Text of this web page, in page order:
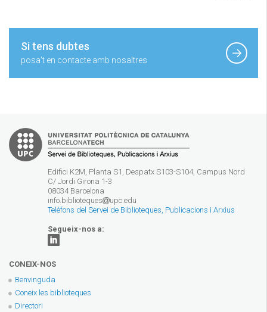
Si tens dubtes
posa't en contacte amb nosaltres
Edifici K2M, Planta S1, Despatx S103-S104, Campus Nord
C/ Jordi Girona 1-3
08034 Barcelona
info.biblioteques
upc.edu
Telèfons del Servei de Biblioteques, Publicacions i Arxius
Segueix-nos a:
CONEIX-NOS
Benvinguda
Coneix les biblioteques
Directori